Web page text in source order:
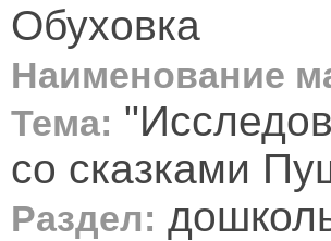
Обуховка
Наименование
Тема:
со сказками
Раздел: